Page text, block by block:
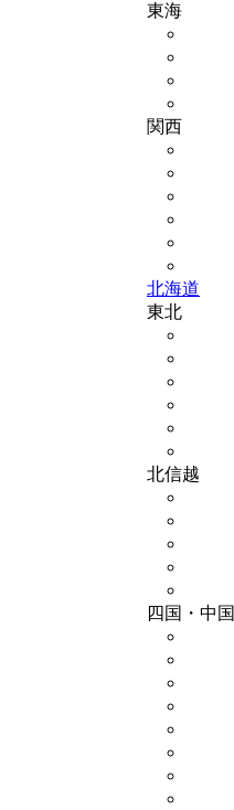
東海
関西
北海道
東北
北信越
四国・中国